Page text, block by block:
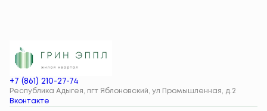
+7 (861) 210-27-74
Республика Адыгея, пгт Яблоновский, ул Промышленная, д.2
Вконтакте